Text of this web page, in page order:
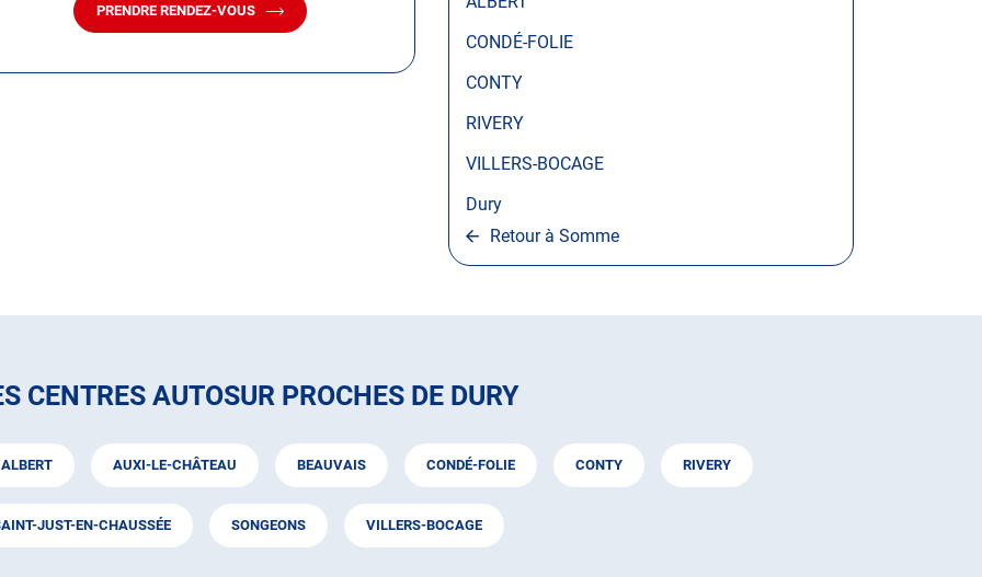
CONDÉ-FOLIE
CONTY
RIVERY
VILLERS-BOCAGE
Dury
Retour à Somme
PRENDRE RENDEZ-VOUS
AVEC
LE
AUTOSUR
CENTRES AUTOSUR PROCHES DE DURY
ALBERT AUXI-LE-CHÂTEAU BEAUVAIS CONDÉ-FOLIE CONTY RIVERY
JUST-EN-CHAUSSÉE SONGEONS VILLERS-BOCAGE